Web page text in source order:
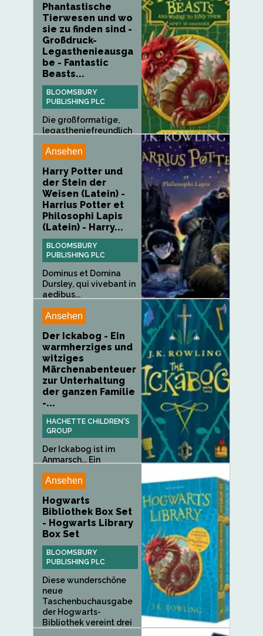
Phantastische
Tierwesen und wo
sie zu finden sind -
Großdruck-
Legasthenieausga
be - Fantastic
Beasts...
BLOOMSBURY
PUBLISHING PLC
Die großformatige,
legastheniefreundlich
Ansehen
Harry Potter und
der Stein der
Weisen (Latein) -
Harrius Potter et
Philosophi Lapis
(Latein) - Harry...
BLOOMSBURY
PUBLISHING PLC
Dominus et Domina
Dursley, qui vivebant in
aedibus...
Ansehen
Der Ickabog - Ein
warmherziges und
witziges
Märchenabenteuer
zur Unterhaltung
der ganzen Familie
-...
HACHETTE CHILDREN'S
GROUP
Der Ickabog ist im
Anmarsch... Ein
Ansehen
Hogwarts
Bibliothek Box Set
- Hogwarts Library
Box Set
BLOOMSBURY
PUBLISHING PLC
Diese wunderschöne
neue
Taschenbuchausgabe
der Hogwarts-
Bibliothek vereint drei